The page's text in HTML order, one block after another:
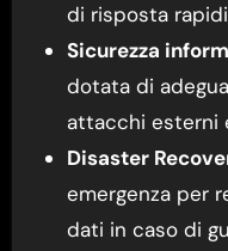
di risposta
Sicurezza
dotata di
attacchi esterni
Disaster
emergenza per
dati in caso di